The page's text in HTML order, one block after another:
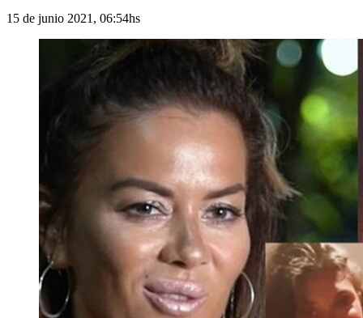
15 de junio 2021, 06:54hs